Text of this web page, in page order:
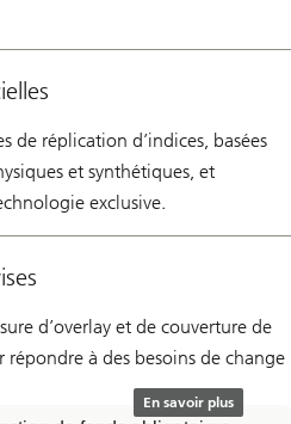
de réplication d’indices, basées
et synthétiques, et
exclusive.
d’overlay et de couverture de
répondre à des besoins de change
En savoir plus